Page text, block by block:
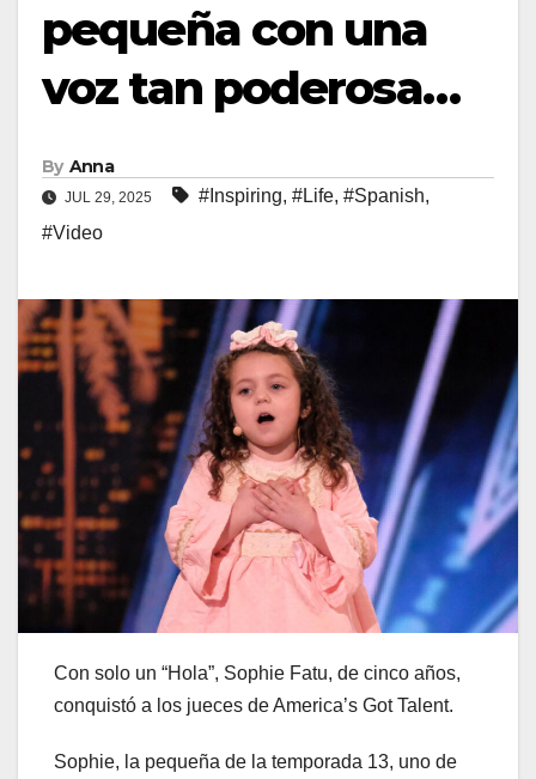
pequeña con una
voz tan poderosa…
By Anna
JUL 29, 2025 #Inspiring, #Life, #Spanish,
#Video
Con solo un “Hola”, Sophie Fatu, de cinco años,
conquistó a los jueces de America’s Got Talent.
Sophie, la pequeña de la temporada 13, uno de